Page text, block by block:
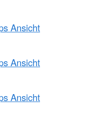
Ansicht
Ansicht
Ansicht